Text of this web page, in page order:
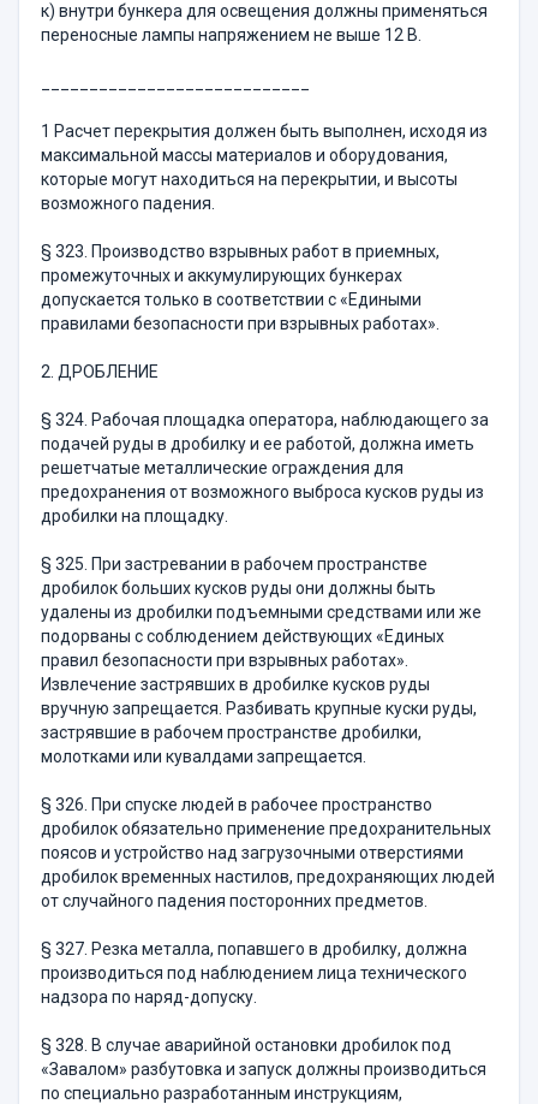
к) внутри бункера для освещения должны применяться
пере­носные лампы напряжением не выше 12 В.
1 Расчет перекрытия должен быть выполнен, исходя из
максимальной массы материалов и оборудования,
которые могут находиться на перекрытии, и высоты
возможного падения.
§ 323. Производство взрывных работ в приемных,
промежуточ­ных и аккумулирующих бункерах
допускается только в соответствии с «Едиными
правилами безопасности при взрывных работах».
2. ДРОБЛЕНИЕ
§ 324. Рабочая площадка оператора, наблюдающего за
подачей руды в дробилку и ее работой, должна иметь
решетчатые металли­ческие ограждения для
предохранения от возможного выброса кусков руды из
дробилки на площадку.
§ 325. При застревании в рабочем пространстве
дробилок больших кусков руды они должны быть
удалены из дробилки подъем­ными средствами или же
подорваны с соблюдением действующих «Единых
правил безопасности при взрывных работах».
Извлечение застрявших в дробилке кусков руды
вручную запрещается. Разби­вать крупные куски руды,
застрявшие в рабочем пространстве дробилки,
молотками или кувалдами запрещается.
§ 326. При спуске людей в рабочее пространство
дробилок обязательно применение предохранительных
поясов и устройство над загрузочными отверстиями
дробилок временных настилов, предохра­няющих людей
от случайного падения посторонних предметов.
§ 327. Резка металла, попавшего в дробилку, должна
произво­диться под наблюдением лица технического
надзора по наряд-допуску.
§ 328. В случае аварийной остановки дробилок под
«Завалом» разбутовка и запуск должны производиться
по специально разработанным инструкциям,